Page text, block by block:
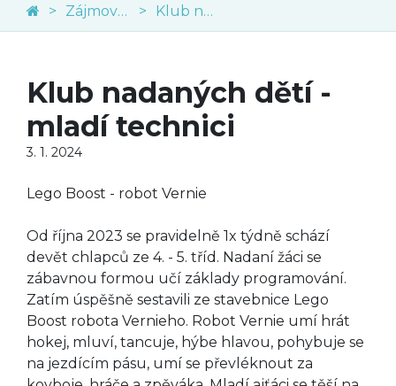
Zájmové kroužky Klub nadaných dětí
Klub nadaných dětí -
mladí technici
3. 1. 2024
Lego Boost - robot Vernie
Od října 2023 se pravidelně 1x týdně schází
devět chlapců ze 4. - 5. tříd. Nadaní žáci se
zábavnou formou učí základy programování.
Zatím úspěšně sestavili ze stavebnice Lego
Boost robota Vernieho. Robot Vernie umí hrát
hokej, mluví, tancuje, hýbe hlavou, pohybuje se
na jezdícím pásu, umí se převléknout za